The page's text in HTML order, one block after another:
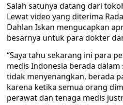
Salah satunya datang dari
Lewat video yang diterima
Dahlan Iskan mengucapkan
besarnya untuk para dokter
“Saya tahu sekarang ini para
medis Indonesia berada
tidak menyenangkan, berada
karena ketika semua orang
perawat dan tenaga medis